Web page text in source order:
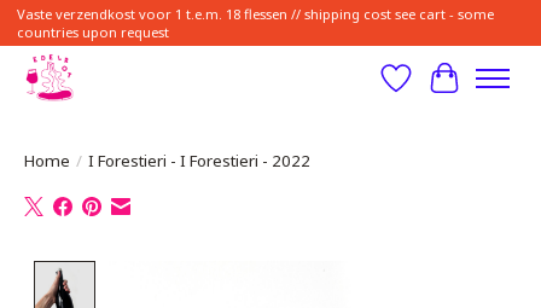
Vaste verzendkost voor 1 t.e.m. 18 flessen // shipping cost see cart - some
countries upon request
Verlanglijst
Home / I Forestieri - I Forestieri - 2022